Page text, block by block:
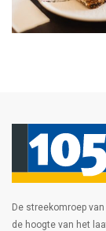
De streekomroep
de hoogte van het